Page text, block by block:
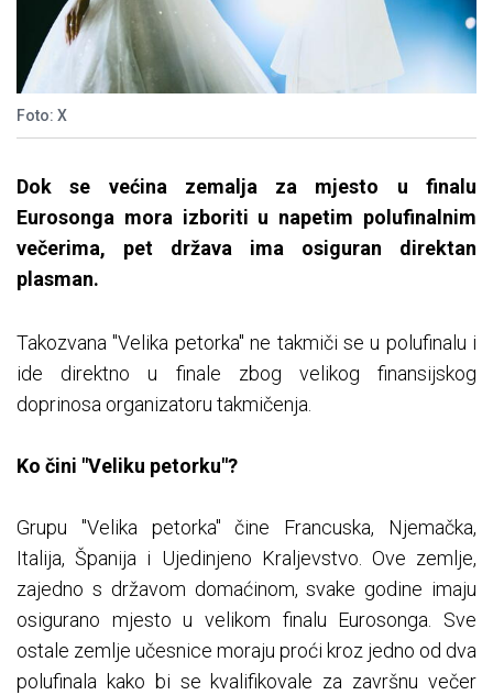
Foto: X
Dok se većina zemalja za mjesto u finalu
Eurosonga mora izboriti u napetim polufinalnim
večerima, pet država ima osiguran direktan
plasman.
Takozvana "Velika petorka" ne takmiči se u polufinalu i
ide direktno u finale zbog velikog finansijskog
doprinosa organizatoru takmičenja.
Ko čini "Veliku petorku"?
Grupu "Velika petorka" čine Francuska, Njemačka,
Italija, Španija i Ujedinjeno Kraljevstvo. Ove zemlje,
zajedno s državom domaćinom, svake godine imaju
osigurano mjesto u velikom finalu Eurosonga. Sve
ostale zemlje učesnice moraju proći kroz jedno od dva
polufinala kako bi se kvalifikovale za završnu večer